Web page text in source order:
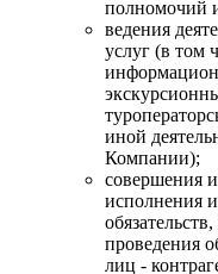
полномочий
ведения
услуг (в том
иной
Компании);
совершения
исполнения
проведения
лиц -